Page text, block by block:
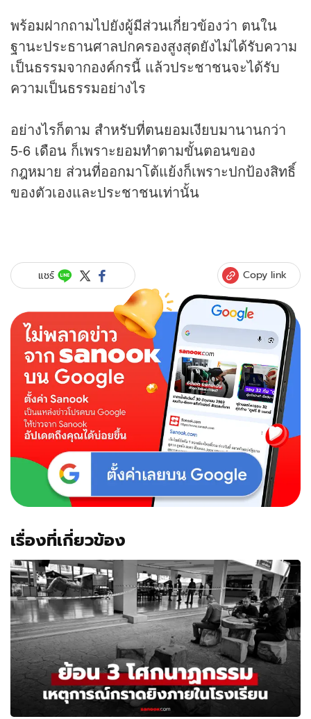
พร้อมฝากถามไปยังผู้มีส่วนเกี่ยวข้องว่า ตนใน
ฐานะประธานศาลปกครองสูงสุดยังไม่ได้รับความ
เป็นธรรมจากองค์กรนี้ แล้วประชาชนจะได้รับ
ความเป็นธรรมอย่างไร
อย่างไรก็ตาม สำหรับที่ตนยอมเงียบมานานกว่า
5-6 เดือน ก็เพราะยอมทำตามขั้นตอนของ
กฎหมาย ส่วนที่ออกมาโต้แย้งก็เพราะปกป้องสิทธิ์
ของตัวเองและประชาชนเท่านั้น
แชร์ Copy link
เรื่องที่เกี่ยวข้อง